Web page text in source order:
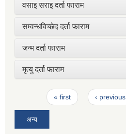
वसाइ सराइ दर्ता फाराम
सम्वन्धविच्छेद दर्ता फाराम
जन्म दर्ता फाराम
मृत्यु दर्ता फाराम
Pages« first ‹ previous
अन्य